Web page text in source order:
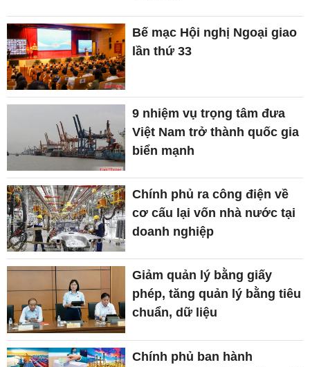
Bế mạc Hội nghị Ngoại giao
lần thứ 33
9 nhiệm vụ trọng tâm đưa
Việt Nam trở thành quốc gia
biển mạnh
Chính phủ ra công điện về
cơ cấu lại vốn nhà nước tại
doanh nghiệp
Giảm quản lý bằng giấy
phép, tăng quản lý bằng tiêu
chuẩn, dữ liệu
Chính phủ ban hành